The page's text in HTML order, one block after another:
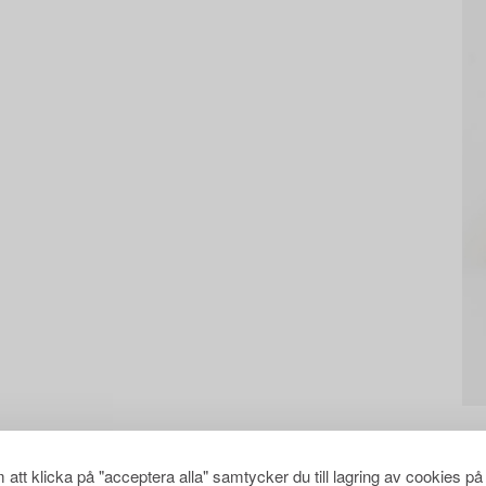
att klicka på "acceptera alla" samtycker du till lagring av cookies